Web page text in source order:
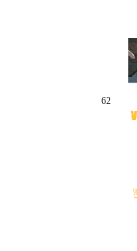
62